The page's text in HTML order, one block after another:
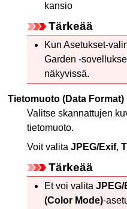
kansio
Tärkeää
Kun Asetukset-
Garden -
näkyvissä.
Tietomuoto (Data Format)
Valitse skannattujen
tietomuoto.
Voit valitaJPEG/Exif,
Tärkeää
Et voi valitaJPEG/
(Color Mode)-